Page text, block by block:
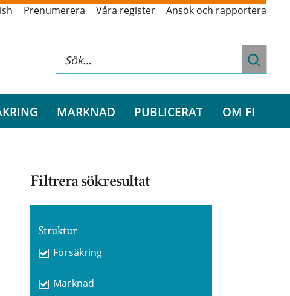
Prenumerera Våra register Ansök och rapportera
MARKNAD PUBLICERAT OM FI
Filtrera sökresultat
Struktur
Försäkring
Marknad